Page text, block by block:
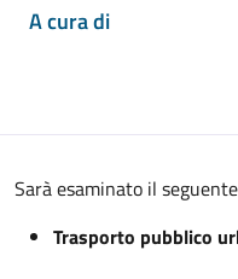
A cura di
Sarà esaminato il seguente
Trasporto pubblico